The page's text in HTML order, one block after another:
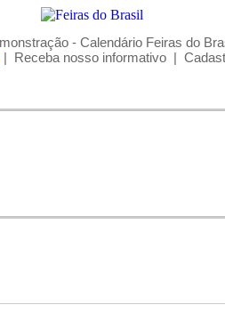
- Calendário Feiras do
| Receba nosso informativo |